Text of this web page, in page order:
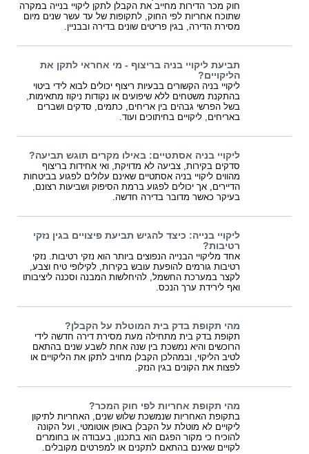
חוק מכר הדירות מחייב את הקבלן לתקן ליקויי בנייה במקרה
שתוכח אחריות לפי החוק, לתקופות של עד עשר שנים מיום
מסירת הדירה, בגין פריטים שונים בדירה ובבניין.
תביעת ליקויי בניה בריצוף - מי אחראי לתקן את
הליקויים?
ליקויי בניה הקשורים בבעיות ריצוף יכולים לבוא לידי ביטוי
בהתקנת משטחים ללא שיפועים או נקודות ניקוז מתאימות,
בשל הפרשי גבהים בין אריחים, כתמים, סדקים ושברים
באריחים, ליקויים בחיתוכים ועוד.
ליקויי בניה אסתטיים: באילו מקרים תוגש תביעה?
סדקים בקירות, צביעה לא מדויקת, ואי אחידות בריצוף
מהווים ליקויי בניה אסתטיים שאינם עלולים לפגוע בביטחות
הדיירים, אך יכולים לפגוע ברמת הסיפוק ושביעות רצונם,
בעיקר כאשר מדובר בדירה חדשה.
ליקויי בנייה: כיצד להגיש תביעת פיצויים בגין נזקי
רטיבות?
אחד מליקויי הבנייה הנפוצים ביותר הוא נזקי רטיבות. נזקי
רטיבות גורמים להופעת עובש בקירות, לקילופי טיח וצבע,
לקצר במערכת החשמל, להיחלשות המבנה וסכנה ליציבותו
ואף לירידת ערך הנכס.
מהי תקופת בדק בית המוטלת על הקבלן?
תקופת בדק בית מתחילה מעת מסירת דירה חדשה לידי
הרוכשים והיא נמשכת בין שנה אחת לשבע שנים בהתאם
לטיב הליקוי, ובמהלכן הקבלן מחויב לתקן את הליקויים או
לפצות את הקונים בגין הנזק.
מהי תקופת אחריות לפי חוק המכר?
בתקופת האחריות שנמשכת שלוש שנים, האחריות לתיקון
ליקויים לא מוטלת על הקבלן באופן אוטומטי, ועל הקונה
להוכיח כי מקור הפגם הוא בתכנון, בעבודה או בחומרים
לקויים שאינם בהתאם לתקנים או למפרטים מקובלים.